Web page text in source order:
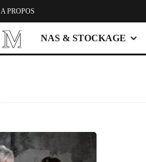
A PROPOS
NAS & STOCKAGE